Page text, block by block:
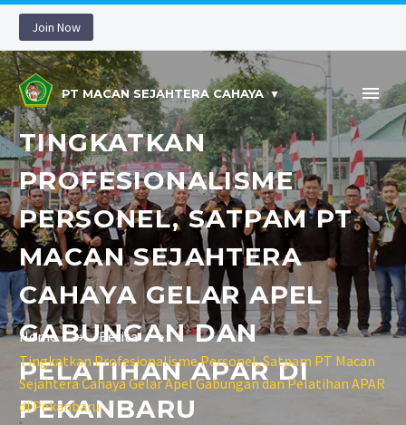
Join Now
PT MACAN SEJAHTERA CAHAYA
TINGKATKAN
PROFESIONALISME
PERSONEL, SATPAM PT
MACAN SEJAHTERA
CAHAYA GELAR APEL
GABUNGAN DAN
PELATIHAN APAR DI
PEKANBARU
Home
Berita
Tingkatkan Profesionalisme Personel, Satpam PT Macan
Sejahtera Cahaya Gelar Apel Gabungan dan Pelatihan APAR
di Pekanbaru